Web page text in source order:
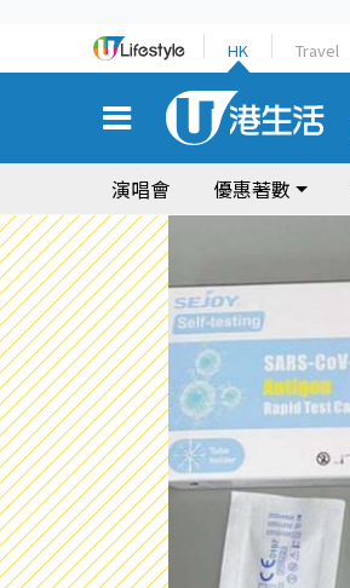
HK Travel
演唱會 優惠著數